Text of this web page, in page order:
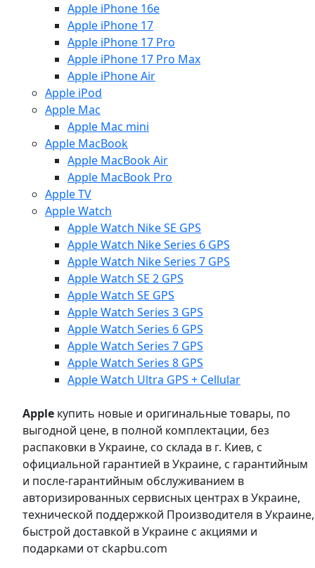
Apple iPhone 16e
Apple iPhone 17
Apple iPhone 17 Pro
Apple iPhone 17 Pro Max
Apple iPhone Air
Apple iPod
Apple Mac
Apple Mac mini
Apple MacBook
Apple MacBook Air
Apple MacBook Pro
Apple TV
Apple Watch
Apple Watch Nike SE GPS
Apple Watch Nike Series 6 GPS
Apple Watch Nike Series 7 GPS
Apple Watch SE 2 GPS
Apple Watch SE GPS
Apple Watch Series 3 GPS
Apple Watch Series 6 GPS
Apple Watch Series 7 GPS
Apple Watch Series 8 GPS
Apple Watch Ultra GPS + Cellular
Apple купить новые и оригинальные товары, по
выгодной цене, в полной комплектации, без
распаковки в Украине, со склада в г. Киев, с
официальной гарантией в Украине, с гарантийным
и после-гарантийным обслуживанием в
авторизированных сервисных центрах в Украине,
технической поддержкой Производителя в Украине,
быстрой доставкой в Украине с акциями и
подарками от ckapbu.com